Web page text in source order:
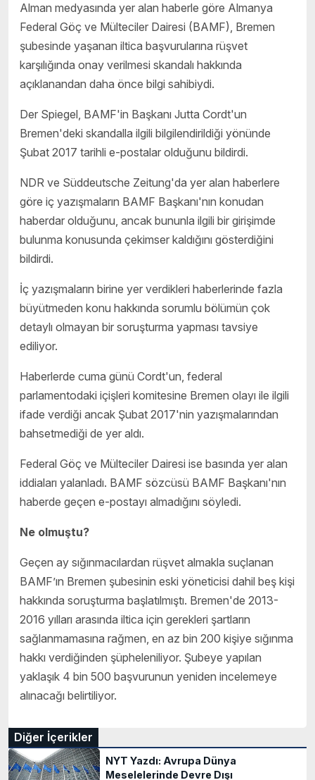
Alman medyasında yer alan haberle göre Almanya
Federal Göç ve Mülteciler Dairesi (BAMF), Bremen
şubesinde yaşanan iltica başvurularına rüşvet
karşılığında onay verilmesi skandalı hakkında
açıklanandan daha önce bilgi sahibiydi.
Der Spiegel, BAMF'in Başkanı Jutta Cordt'un
Bremen'deki skandalla ilgili bilgilendirildiği yönünde
Şubat 2017 tarihli e-postalar olduğunu bildirdi.
NDR ve Süddeutsche Zeitung'da yer alan haberlere
göre iç yazışmaların BAMF Başkanı'nın konudan
haberdar olduğunu, ancak bununla ilgili bir girişimde
bulunma konusunda çekimser kaldığını gösterdiğini
bildirdi.
İç yazışmaların birine yer verdikleri haberlerinde fazla
büyütmeden konu hakkında sorumlu bölümün çok
detaylı olmayan bir soruşturma yapması tavsiye
ediliyor.
Haberlerde cuma günü Cordt'un, federal
parlamentodaki içişleri komitesine Bremen olayı ile ilgili
ifade verdiği ancak Şubat 2017'nin yazışmalarından
bahsetmediği de yer aldı.
Federal Göç ve Mülteciler Dairesi ise basında yer alan
iddiaları yalanladı. BAMF sözcüsü BAMF Başkanı'nın
haberde geçen e-postayı almadığını söyledi.
Ne olmuştu?
Geçen ay sığınmacılardan rüşvet almakla suçlanan
BAMF’ın Bremen şubesinin eski yöneticisi dahil beş kişi
hakkında soruşturma başlatılmıştı. Bremen'de 2013-
2016 yılları arasında iltica için gerekleri şartların
sağlanmamasına rağmen, en az bin 200 kişiye sığınma
hakkı verdiğinden şüpheleniliyor. Şubeye yapılan
yaklaşık 4 bin 500 başvurunun yeniden incelemeye
alınacağı belirtiliyor.
Diğer İçerikler
NYT Yazdı: Avrupa Dünya
Meselelerinde Devre Dışı